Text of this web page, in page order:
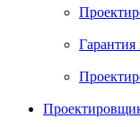
Гарантия